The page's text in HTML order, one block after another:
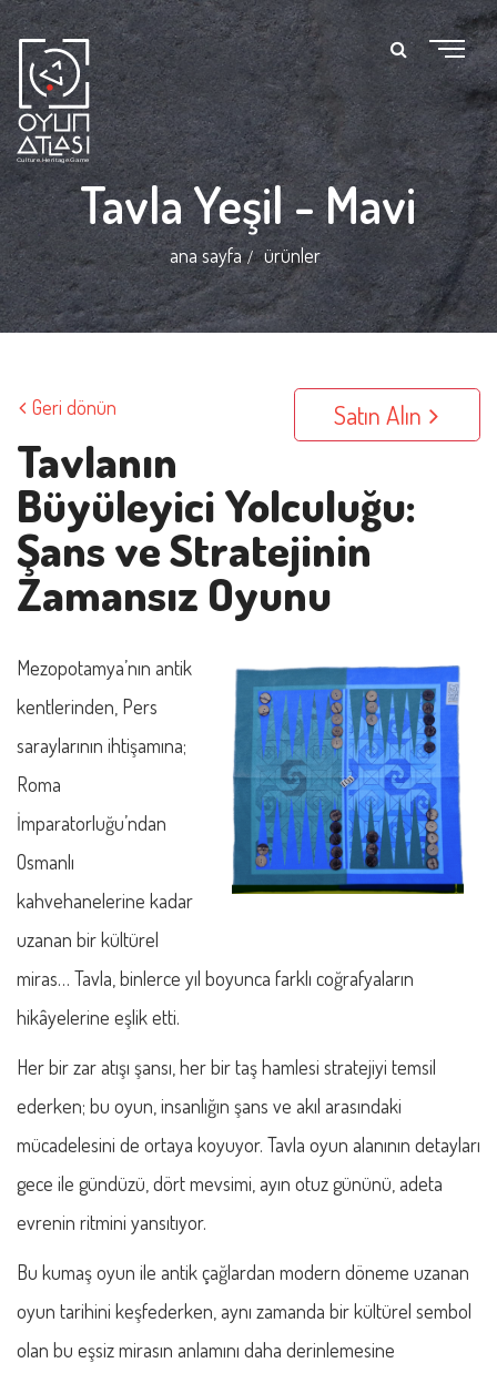
Tavla Yeşil - Mavi
ana sayfa ürünler
Geri dönün Satın Alın
Tavlanın
Büyüleyici Yolculuğu:
Şans ve Stratejinin
Zamansız Oyunu
Mezopotamya’nın antik
kentlerinden, Pers
saraylarının ihtişamına;
Roma
İmparatorluğu’ndan
Osmanlı
kahvehanelerine kadar
uzanan bir kültürel
miras… Tavla, binlerce yıl boyunca farklı coğrafyaların
hikâyelerine eşlik etti.
Her bir zar atışı şansı, her bir taş hamlesi stratejiyi temsil
ederken; bu oyun, insanlığın şans ve akıl arasındaki
mücadelesini de ortaya koyuyor. Tavla oyun alanının detayları
gece ile gündüzü, dört mevsimi, ayın otuz gününü, adeta
evrenin ritmini yansıtıyor.
Bu kumaş oyun ile antik çağlardan modern döneme uzanan
oyun tarihini keşfederken, aynı zamanda bir kültürel sembol
olan bu eşsiz mirasın anlamını daha derinlemesine